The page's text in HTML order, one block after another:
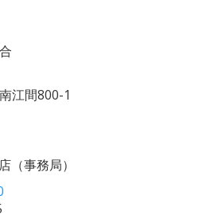
江間800-1
（事務局）